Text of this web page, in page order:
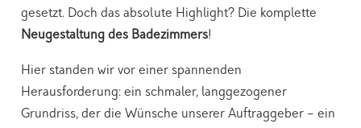
gesetzt. Doch das absolute Highlight? Die komplette
Neugestaltung des Badezimmers!
Hier standen wir vor einer spannenden
Herausforderung: ein schmaler, langgezogener
Grundriss, der die Wünsche unserer Auftraggeber – ein